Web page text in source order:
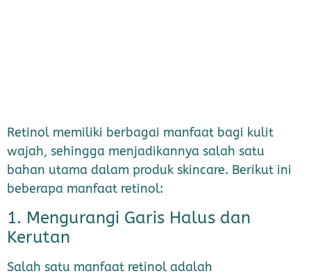
Retinol memiliki berbagai manfaat bagi kulit
wajah, sehingga menjadikannya salah satu
bahan utama dalam produk skincare. Berikut ini
beberapa manfaat retinol:
1. Mengurangi Garis Halus dan
Kerutan
Salah satu manfaat retinol adalah